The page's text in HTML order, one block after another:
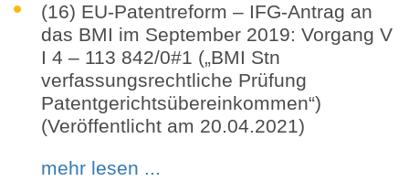
(16) EU-Patentreform – IFG-Antrag an
das BMI im September 2019: Vorgang V
I 4 – 113 842/0#1 („BMI Stn
verfassungsrechtliche Prüfung
Patentgerichtsübereinkommen“)
(Veröffentlicht am 20.04.2021)
mehr lesen ...